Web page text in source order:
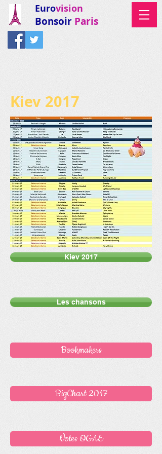
Eurovision
Bonsoir Paris
Kiev 2017
Kiev 2017
Les chansons
Bookmakers
BigChart 2017
Votes OGAE